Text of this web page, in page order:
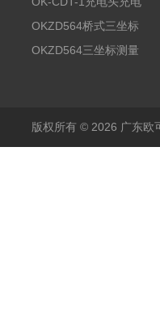
宝测试系统
OKZD564桥式三坐标
测量仪
OKZD564三坐标测量
版权所有 © 2026 广东欧